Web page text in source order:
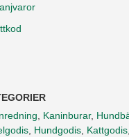
, Kaninburar,
, Hundgodis, Kattgodis,